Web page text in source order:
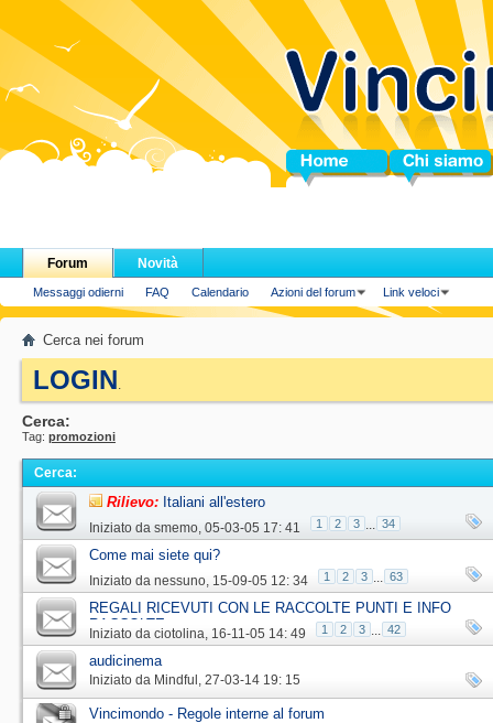
Home Chi siamo
Forum
Messaggi odierni FAQ Calendario Azioni del forum Link veloci
Novità
Cerca nei forum
LOGIN.
Cerca:
Tag: promozioni
Cerca:
Rilievo: Italiani all'estero
Iniziato da smemo‎, 05-03-05 17: 41 1 2 3 ... 34
Come mai siete qui?
Iniziato da nessuno‎, 15-09-05 12: 34 1 2 3 ... 63
REGALI RICEVUTI CON LE RACCOLTE PUNTI E INFO
RACCOLTE
Iniziato da ciotolina‎, 16-11-05 14: 49 1 2 3 ... 42
audicinema
Iniziato da Mindful ‎, 27-03-14 19: 15
Vincimondo - Regole interne al forum